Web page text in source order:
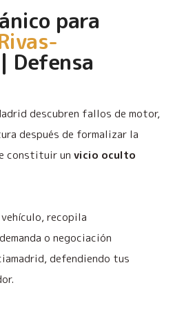
para
| Defensa
descubren fallos de motor,
después de formalizar la
constituir un vicio oculto
recopila
o negociación
defendiendo tus